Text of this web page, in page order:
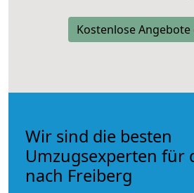
Kostenlose
Wir sind die besten
Umzugsexperten für
nach Freiberg